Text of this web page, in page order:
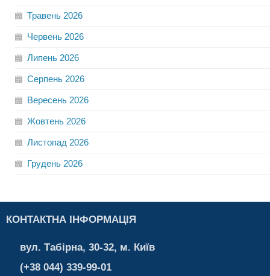
Травень 2026
Червень 2026
Липень 2026
Серпень 2026
Вересень 2026
Жовтень 2026
Листопад 2026
Грудень 2026
КОНТАКТНА ІНФОРМАЦІЯ
вул. Табірна, 30-32, м. Київ
(+38 044) 339-99-01